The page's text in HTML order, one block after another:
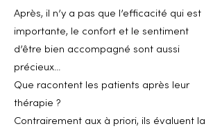
Après, il n’y a pas que l’efficacité qui est
importante, le confort et le sentiment
d’être bien accompagné sont aussi
précieux...
Que racontent les patients après leur
thérapie ?
Contrairement aux à priori, ils évaluent la